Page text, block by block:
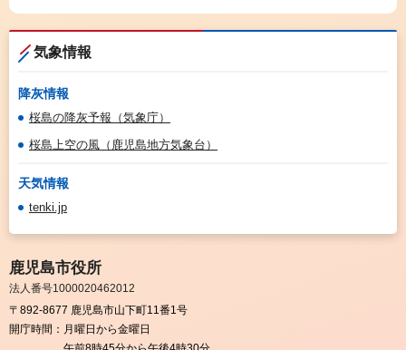
気象情報
降灰情報
桜島の降灰予報（気象庁）
桜島上空の風（鹿児島地方気象台）
天気情報
tenki.jp
鹿児島市役所
法人番号1000020462012
〒892-8677 鹿児島市山下町11番1号
開庁時間： 月曜日から金曜日